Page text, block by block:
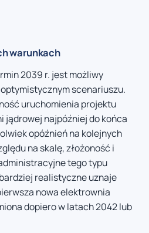
warunkach
2039 r. jest możliwy
scenariuszu.
uruchomienia projektu
jądrowej najpóźniej do końca
opóźnień na kolejnych
na skalę, złożoność i
tego typu
realistyczne uznaje
nowa elektrownia
dopiero w latach 2042 lub